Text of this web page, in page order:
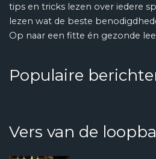
tips en tricks lezen over iedere
lezen wat de beste
Op naar een fitte én gezonde
Populaire
Vers van de